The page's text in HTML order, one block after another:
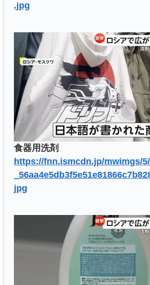
.jpg
食器用洗剤
https://fnn.ismcdn.jp/mwimgs/
jpg